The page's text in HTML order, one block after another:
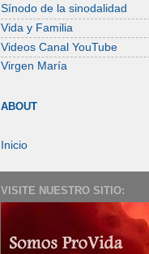
Sínodo de la sinodalidad
Vida y Familia
Videos Canal YouTube
Virgen María
ABOUT
Inicio
VISITE NUESTRO SITIO: